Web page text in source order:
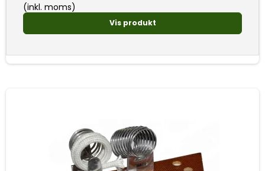
(inkl. moms)
Vis produkt